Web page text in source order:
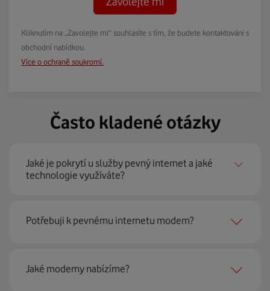
Kliknutím na „Zavolejte mi“ souhlasíte s tím, že budete kontaktováni s
obchodní nabídkou.
Více o ochraně soukromí.
Často kladené otázky
Jaké je pokrytí u služby pevný internet a jaké
technologie využíváte?
Pevný internet můžeme nabídnout
domácností
Potřebuji k pevnému internetu modem?
Ano, potřebujete. Rádi vám ho poskytneme na splátky. U
modemu od Vodafonu navíc garantujeme plnou
Jaké modemy nabízíme?